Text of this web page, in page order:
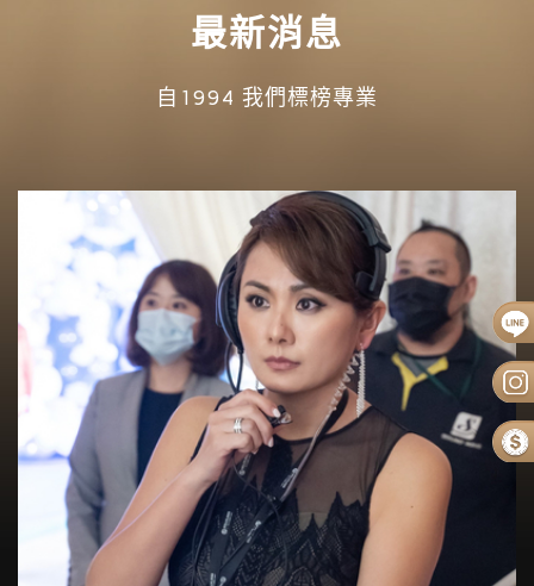
最新消息
自1994 我們標榜專業